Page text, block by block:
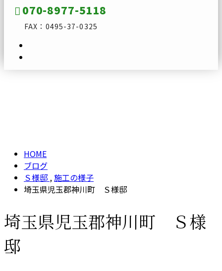
070-8977-5118
FAX：0495-37-0325
HOME
ブログ
Ｓ様邸 ,施工の様子
埼玉県児玉郡神川町 Ｓ様邸
埼玉県児玉郡神川町 Ｓ様
邸